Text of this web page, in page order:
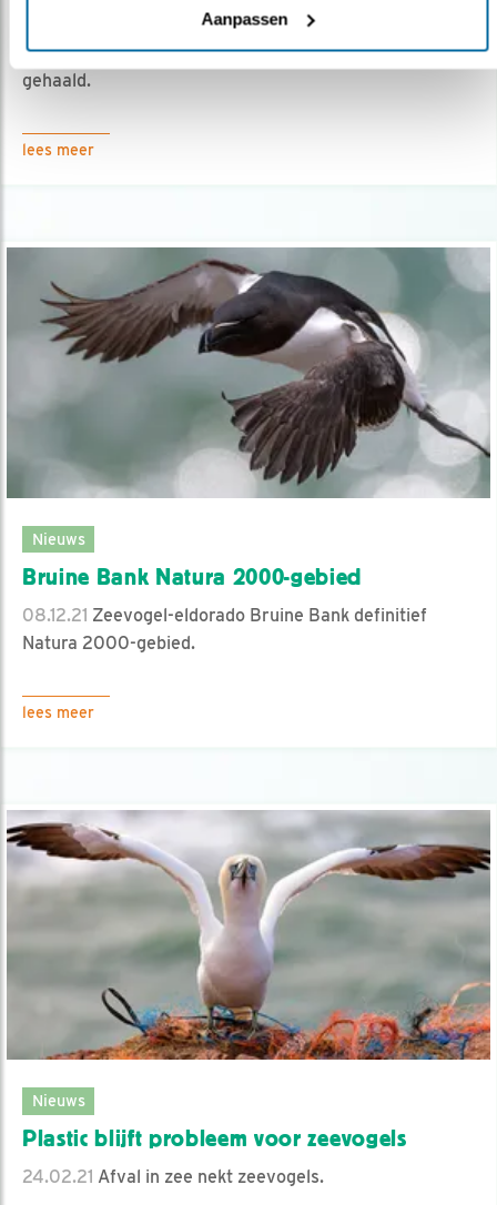
Aanpassen
EU moet visserijbeleid beter uitvoeren
17.03.22Doelstellingen rondom overbevissing niet
gehaald.
lees meer
Nieuws
Bruine Bank Natura 2000-gebied
08.12.21 Zeevogel-eldorado Bruine Bank definitief
Natura 2000-gebied.
lees meer
Nieuws
Plastic blijft probleem voor zeevogels
24.02.21 Afval in zee nekt zeevogels.